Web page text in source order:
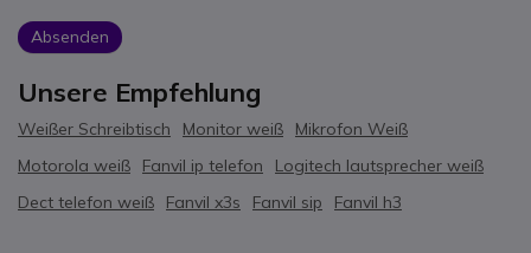
Absenden
Unsere Empfehlung
Weißer Schreibtisch Monitor weiß
Mikrofon Weiß
Motorola weiß
Fanvil ip telefon
Logitech lautsprecher weiß
Dect telefon weiß
Fanvil x3s Fanvil sip Fanvil h3